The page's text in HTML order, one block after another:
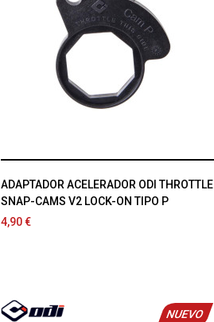
ADAPTADOR ACELERADOR ODI THROTTLE
SNAP-CAMS V2 LOCK-ON TIPO P
4,90 €
NUEVO